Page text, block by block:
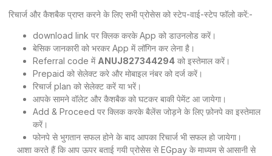
रिचार्ज और कैशबैक प्राप्त करने के लिए सभी प्रोसेस को स्टेप-वाई-स्टेप फॉलो करें:-
download link पर क्लिक करके App को डाउनलोड करें।
बेसिक जानकारी को भरकर App में लॉगिन कर लेना है।
Referral code में ANUJ827344294 को इस्तेमाल करें।
Prepaid को सेलेक्ट करे और मोबाइल नंबर को दर्ज करें।
रिचार्ज plan को सेलेक्ट करें या भरें।
आपके सामने वॉलेट और कैशबैक को घटकर बाकी पेमेंट आ जायेगा।
Add & Proceed पर क्लिक करके बैलेंस जोड़ने के लिए फ़ोनपे का इस्तेमाल
करें।
फोनपे से भुगतान सफल होने के बाद आपका रिचार्ज भी सफल हो जायेगा।
आशा करते हैं कि आप ऊपर बताई गयी प्रोसेस से EGpay के माध्यम से आसानी से